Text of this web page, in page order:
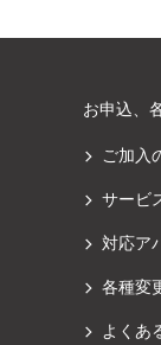
お申込、
ご加入
サービ
対応ア
各種変
よくあ